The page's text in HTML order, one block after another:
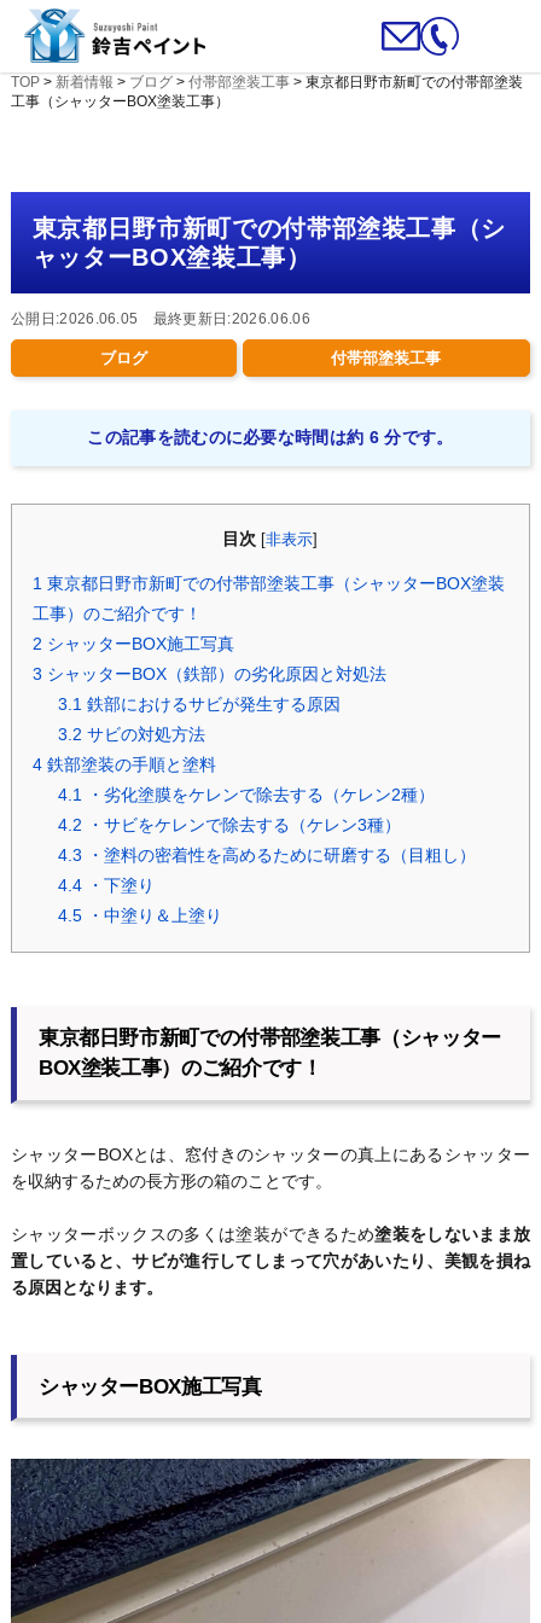
TOP> 新着情報 > ブログ> 付帯部塗装工事> 東京都日野市新町での付帯部塗装
工事（シャッターBOX塗装工事）
東京都日野市新町での付帯部塗装工事（シ
ャッターBOX塗装工事）
公開日:2026.06.05 最終更新日:2026.06.06
ブログ 付帯部塗装工事
この記事を読むのに必要な時間は約 6 分です。
目次 [非表示
1 東京都日野市新町での付帯部塗装工事（シャッターBOX塗装
工事）のご紹介です！
2 シャッターBOX施工写真
3 シャッターBOX（鉄部）の劣化原因と対処法
3.1 鉄部におけるサビが発生する原因
3.2 サビの対処方法
4鉄部塗装の手順と塗料
4.1
・劣化塗膜をケレンで除去する（ケレン2種）
4.2 ・サビをケレンで除去する（ケレン3種）
4.3 ・塗料の密着性を高めるために研磨する（目粗し）
4.4・下塗り
4.5・中塗り＆上塗り
東京都日野市新町での付帯部塗装工事（シャッター
BOX塗装工事）のご紹介です！
シャッターBOXとは、窓付きのシャッターの真上にあるシャッター
を収納するための長方形の箱のことです。
シャッターボックスの多くは塗装ができるため塗装をしないまま放
置していると、サビが進行してしまって穴があいたり、美観を損ね
る原因となります。
シャッターBOX施工写真